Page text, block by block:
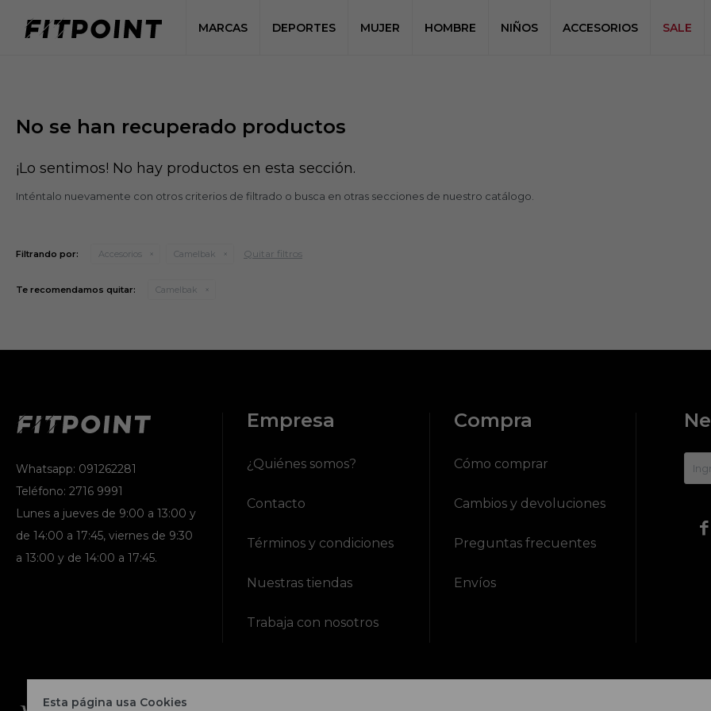
Esta página usa Cookies
MARCAS DEPORTES MUJER HOMBRE NIÑOS ACCESORIOS SALE
No se han recuperado productos
¡Lo sentimos! No hay productos en esta sección.
Inténtalo nuevamente con otros criterios de filtrado o busca en otras secciones de nuestro catálogo.
Filtrando por: Accesorios Camelbak Quitar filtros
Te recomendamos quitar: Camelbak
Whatsapp: 091262281
Teléfono: 2716 9991
Lunes a jueves de 9:00 a 13:00 y
de 14:00 a 17:45, viernes de 9:30
a 13:00 y de 14:00 a 17:45.
Empresa
¿Quiénes somos?
Contacto
Términos y condiciones
Nuestras tiendas
Trabaja con nosotros
Compra
Cómo comprar
Cambios y devoluciones
Preguntas frecuentes
Envíos
